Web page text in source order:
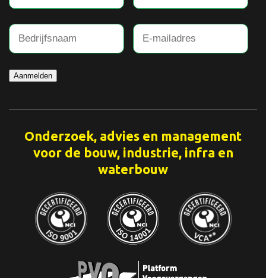
Aanmelden
Onderzoek, advies en management
voor de bouw, industrie, infra en
waterbouw